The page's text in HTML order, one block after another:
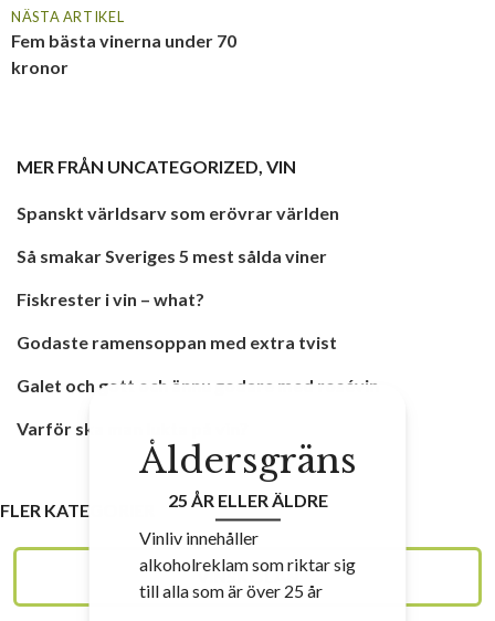
NÄSTA ARTIKEL
Fem bästa vinerna under 70
kronor
MER FRÅN UNCATEGORIZED, VIN
Spanskt världsarv som erövrar världen
Så smakar Sveriges 5 mest sålda viner
Fiskrester i vin – what?
Godaste ramensoppan med extra tvist
Galet och gott och ännu godare med rosévin
Varför ska man lukta på vin?
FLER KATEGORIER
VINSKOLAN
Åldersgräns
25 ÅR ELLER ÄLDRE
Vinliv innehåller
alkoholreklam som riktar sig
till alla som är över 25 år